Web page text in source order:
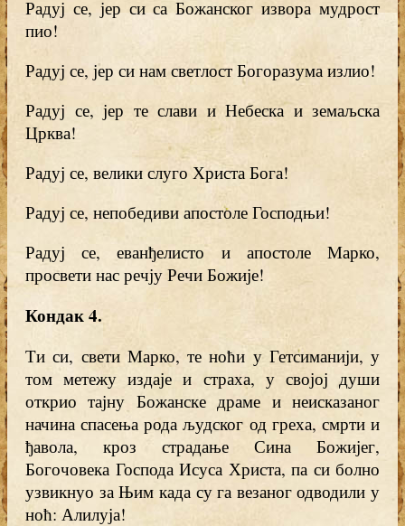
Радуј се, јер си са Божанског извора мудрост
пио!
Радуј се, јер си нам светлост Богоразума излио!
Радуј се, јер те слави и Небеска и земаљска
Црква!
Радуј се, велики слуго Христа Бога!
Радуј се, непобедиви апостоле Господњи!
Радуј се, еванђелисто и апостоле Марко,
просвети нас речју Речи Божије!
Кондак 4.
Ти си, свети Марко, те ноћи у Гетсиманији, у
том метежу издаје и страха, у својој души
открио тајну Божанске драме и неисказаног
начина спасења рода људског од греха, смрти и
ђавола, кроз страдање Сина Божијег,
Богочовека Господа Исуса Христа, па си болно
узвикнуо за Њим када су га везаног одводили у
ноћ: Алилуја!